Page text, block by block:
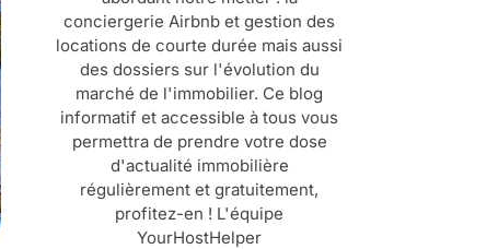
conciergerie Airbnb et gestion des
locations de courte durée mais aussi
des dossiers sur l'évolution du
marché de l'immobilier. Ce blog
informatif et accessible à tous vous
permettra de prendre votre dose
d'actualité immobilière
régulièrement et gratuitement,
profitez-en ! L'équipe
YourHostHelper